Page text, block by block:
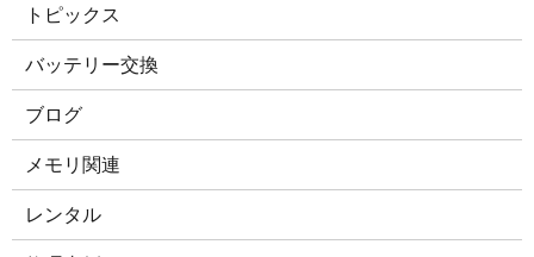
トピックス
バッテリー交換
ブログ
メモリ関連
レンタル